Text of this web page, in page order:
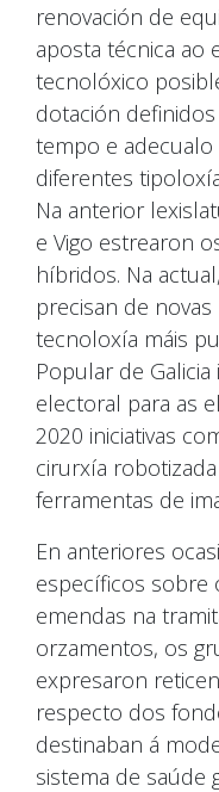
renovación de
aposta técnica ao
tecnolóxico
dotación
tempo e adecualo
diferentes
Na anterior
e Vigo estrearon
híbridos. Na
precisan de
tecnoloxía máis
Popular de
electoral para as
2020 iniciativas
cirurxía
ferramentas de
En anteriores
específicos sobre
emendas na
orzamentos, os
expresaron
respecto dos
destinaban á
sistema de saúde